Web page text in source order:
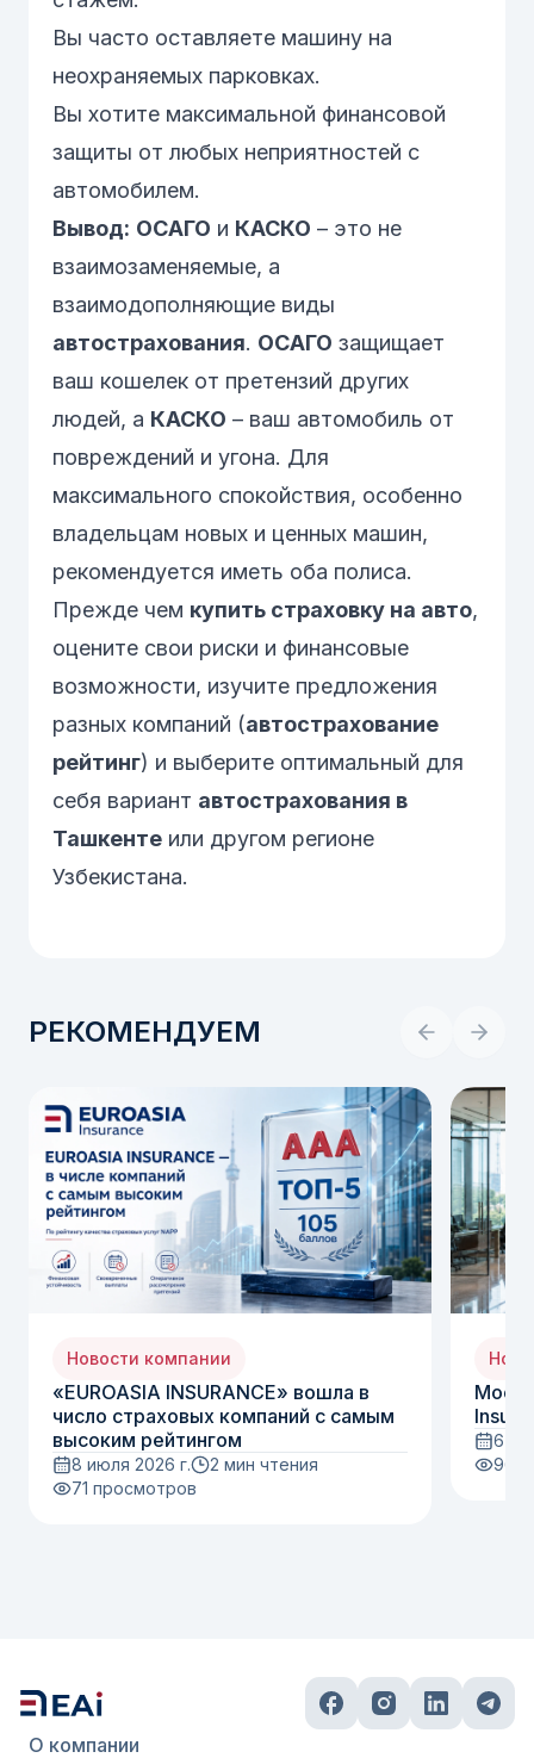
Вы часто оставляете машину на
неохраняемых парковках.
Вы хотите максимальной финансовой
защиты от любых неприятностей с
автомобилем.
Вывод: ОСАГО и КАСКО – это не
взаимозаменяемые, а
взаимодополняющие виды
автострахования. ОСАГО защищает
ваш кошелек от претензий других
людей, а КАСКО – ваш автомобиль от
повреждений и угона. Для
максимального спокойствия, особенно
владельцам новых и ценных машин,
рекомендуется иметь оба полиса.
Прежде чем купить страховку на авто,
оцените свои риски и финансовые
возможности, изучите предложения
разных компаний (автострахование
рейтинг) и выберите оптимальный для
себя вариант автострахования в
Ташкенте или другом регионе
Узбекистана.
РЕКОМЕНДУЕМ
Новости компании
«EUROASIA INSURANCE» вошла в
число страховых компаний с самым
высоким рейтингом
8 июля 2026 г.
2 мин чтения
71 просмотров
6
96
О компании